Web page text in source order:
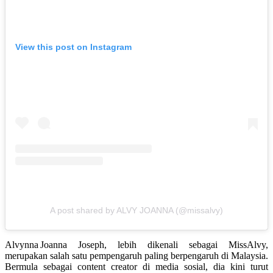
View this post on Instagram
A post shared by ALVY JOANNA (@missalvy)
Alvynna Joanna Joseph, lebih dikenali sebagai MissAlvy,
merupakan salah satu pempengaruh paling berpengaruh di Malaysia.
Bermula sebagai content creator di media sosial, dia kini turut